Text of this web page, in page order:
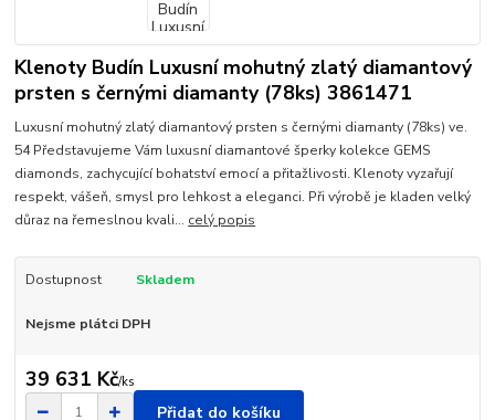
Klenoty Budín Luxusní mohutný zlatý diamantový
prsten s černými diamanty (78ks) 3861471
Luxusní mohutný zlatý diamantový prsten s černými diamanty (78ks) ve.
54 Představujeme Vám luxusní diamantové šperky kolekce GEMS
diamonds, zachycující bohatství emocí a přitažlivosti. Klenoty vyzařují
respekt, vášeň, smysl pro lehkost a eleganci. Při výrobě je kladen velký
důraz na řemeslnou kvali... celý popis
Dostupnost Skladem
Nejsme plátci DPH
39 631 Kč/ks
Přidat do košíku